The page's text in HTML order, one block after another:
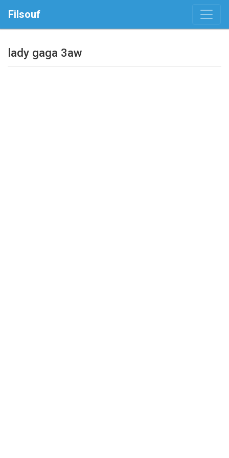
Filsouf
lady gaga 3aw